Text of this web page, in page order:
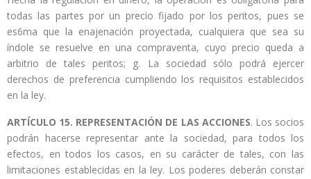
todas las partes por un precio fijado por los peritos, pues se
es6ma que la enajenación proyectada, cualquiera que sea su
índole se resuelve en una compraventa, cuyo precio queda a
arbitrio de tales peritos; g. La sociedad sólo podrá ejercer
derechos de preferencia cumpliendo los requisitos establecidos
en la ley.
ARTÍCULO 15. REPRESENTACIÓN DE LAS ACCIONES. Los socios
podrán hacerse representar ante la sociedad, para todos los
efectos, en todos los casos, en su carácter de tales, con las
limitaciones establecidas en la ley. Los poderes deberán constar